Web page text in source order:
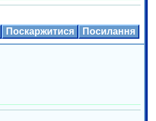
Поскаржитися Посилання